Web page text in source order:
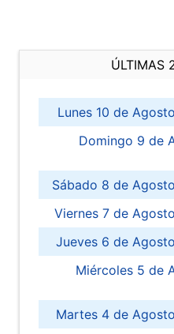
ÚLTIMAS
Lunes 10 de
Domingo 9 de
Sábado 8 de
Viernes 7 de
Jueves 6 de
Miércoles 5 de
Martes 4 de